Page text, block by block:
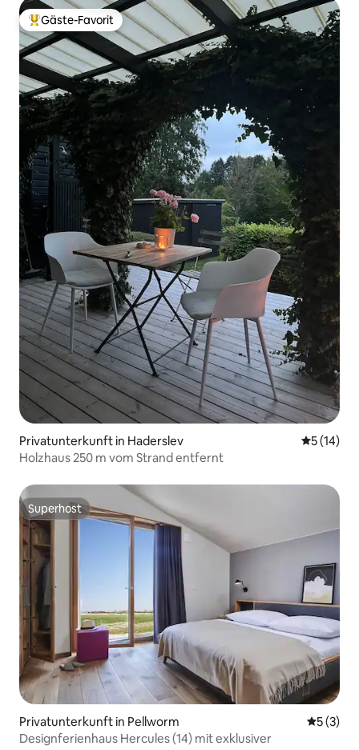
Beliebter Gäste-Favorit.
Gäste-Favorit
Privatunterkunft in Haderslev
5 (14)
Holzhaus 250 m vom Strand entfernt
Superhost
Superhost
Privatunterkunft in Pellworm
5 (3)
Designferienhaus Hercules (14) mit exklusiver